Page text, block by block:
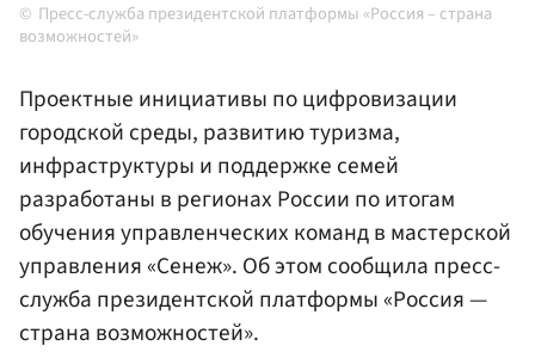
Пресс-служба президентской платформы «Россия – страна
возможностей»
Проектные инициативы по цифровизации
городской среды, развитию туризма,
инфраструктуры и поддержке семей
разработаны в регионах России по итогам
обучения управленческих команд в мастерской
управления «Сенеж». Об этом сообщила пресс-
служба президентской платформы «Россия —
страна возможностей».